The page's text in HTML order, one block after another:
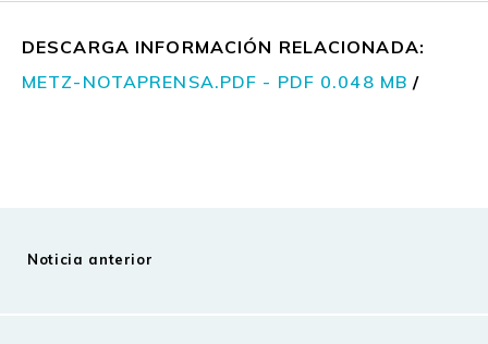
DESCARGA INFORMACIÓN RELACIONADA:
METZ-NOTAPRENSA.PDF - PDF 0.048 MB /
Noticia anterior